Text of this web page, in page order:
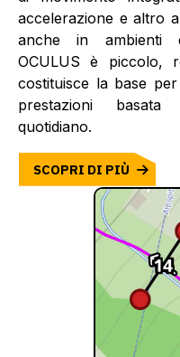
accelerazione e altro
anche in ambienti
OCULUS è piccolo,
costituisce la base
prestazioni
quotidiano.
SCOPRI DI PIÙ